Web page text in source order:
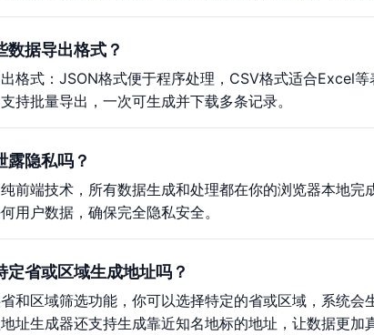
数据导出格式？
格式：JSON格式便于程序处理，CSV格式适合Excel
持批量导出，一次可生成并下载多条记录。
露隐私吗？
前端技术，所有数据生成和处理都在你的浏览器本地
用户数据，确保完全隐私安全。
省或区域生成地址吗？
和区域筛选功能，你可以选择特定的省或区域，系统
址生成器还支持生成靠近知名地标的地址，让数据更加